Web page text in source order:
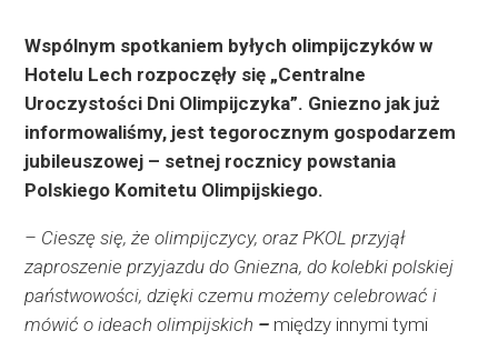
Wspólnym spotkaniem byłych olimpijczyków w
Hotelu Lech rozpoczęły się „Centralne
Uroczystości Dni Olimpijczyka”. Gniezno jak już
informowaliśmy, jest tegorocznym gospodarzem
jubileuszowej – setnej rocznicy powstania
Polskiego Komitetu Olimpijskiego.
– Cieszę się, że olimpijczycy, oraz PKOL przyjął
zaproszenie przyjazdu do Gniezna, do kolebki polskiej
państwowości, dzięki czemu możemy celebrować i
mówić o ideach olimpijskich – między innymi tymi